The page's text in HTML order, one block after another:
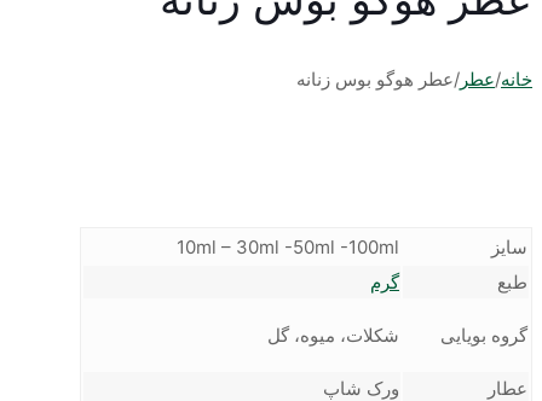
خانه/عطر /عطر هوگو بوس زنانه
سایز
10ml – 30ml -50ml -100ml
طبع
گرم
گروه بویایی شکلات، میوه، گل
عطار
ورک شاپ